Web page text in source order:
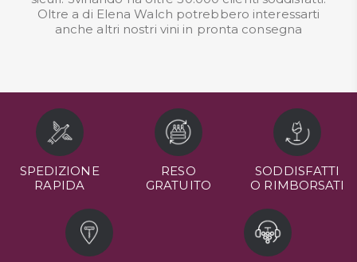
Oltre a di Elena Walch potrebbero interessarti
anche altri nostri vini in pronta consegna
SPEDIZIONE
RAPIDA
RESO
GRATUITO
SODDISFATTI
O RIMBORSATI